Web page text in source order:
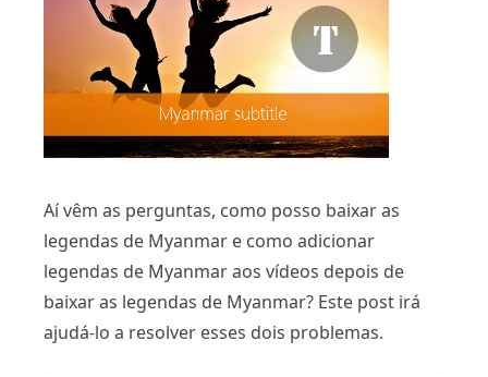
Aí vêm as perguntas, como posso baixar as
legendas de Myanmar e como adicionar
legendas de Myanmar aos vídeos depois de
baixar as legendas de Myanmar? Este post irá
ajudá-lo a resolver esses dois problemas.